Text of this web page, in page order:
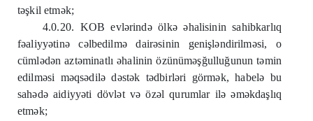
təşkil etmək;
4.0.20. KOB evlərindəölkə əhalisinin sahibkarlıq
fəaliyyətinəcəlbedilmədairəsinin genişləndirilməsi, o
cümlədən aztəminatlıəhalinin özünüməşğulluğunun təmin
edilməsi məqsədilə dəstək tədbirləri görmək, habelə bu
sahədəaidiyyəti dövlət və özəl qurumlar ilə əməkdaşlıq
etmək;